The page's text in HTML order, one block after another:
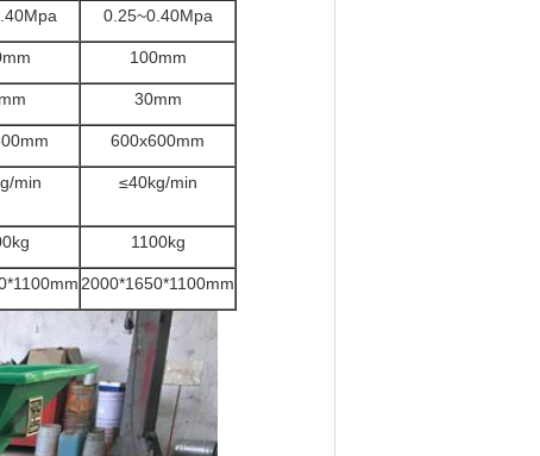
0.25~0.40Mpa
100mm
30mm
600x600mm
min ≤40kg/min
1100kg
2000*1650*1100mm